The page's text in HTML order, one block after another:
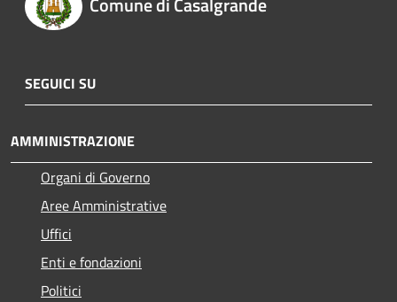
SEGUICI SU
AMMINISTRAZIONE
Organi di Governo
Aree Amministrative
Uffici
Enti e fondazioni
Politici